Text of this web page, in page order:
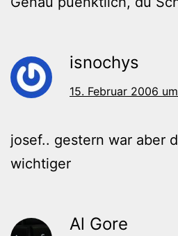
isnochys
15. Februar 2006
josef.. gestern war aber
wichtiger
Al Gore